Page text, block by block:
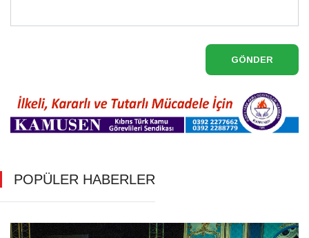
GÖNDER
POPÜLER HABERLER